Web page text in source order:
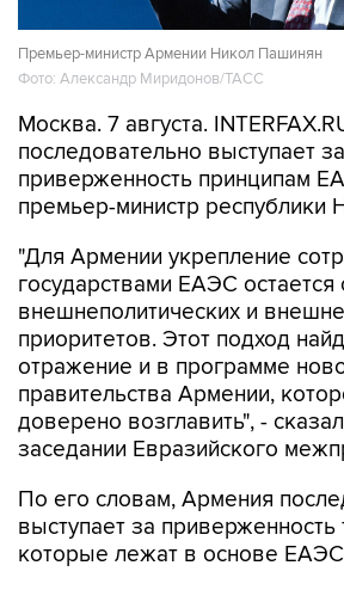
Премьер-министр Армении Никол Пашинян
Фото: Александр Миридонов/ТАСС
Москва. 7 августа.
последовательно выступает за
приверженность принципам
премьер-министр республики
"Для Армении укрепление
государствами ЕАЭС остается
внешнеполитических и
приоритетов. Этот подход
отражение и в программе
правительства Армении,
доверено возглавить", -
заседании Евразийского
По его словам, Армения
выступает за
которые лежат в основе